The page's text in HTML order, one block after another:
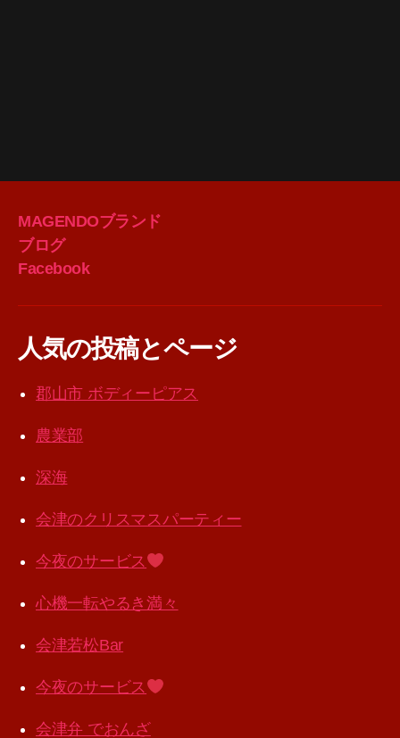
MAGENDOブランド
ブログ
Facebook
人気の投稿とページ
郡山市 ボディーピアス
農業部
深海
会津のクリスマスパーティー
今夜のサービス
心機一転やるき満々
会津若松Bar
今夜のサービス
会津弁 でおんざ